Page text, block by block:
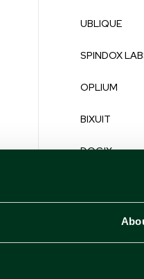
UBLIQUE
SPINDOX
OPLIUM
BIXUIT
DOGIX
DEEP